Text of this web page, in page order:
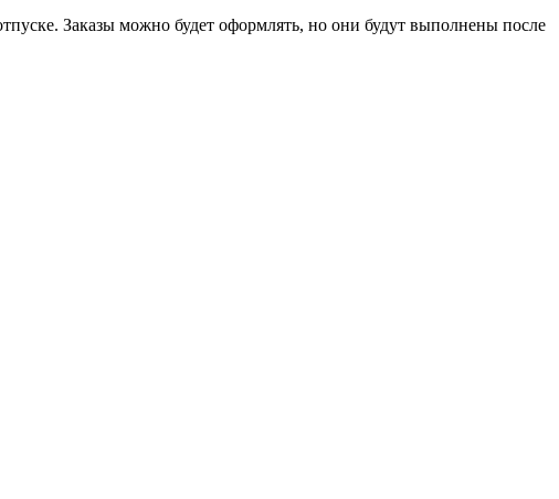
Заказы можно будет оформлять, но они будут выполнены после